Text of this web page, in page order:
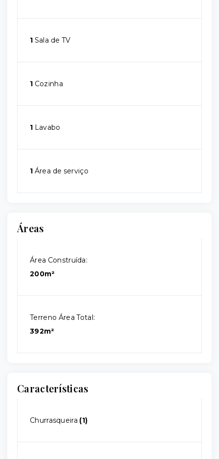
1 Sala de TV
1 Cozinha
1 Lavabo
1 Área de serviço
Áreas
Área Construída:
200m²
Terreno Área Total:
392m²
Características
Churrasqueira (1)